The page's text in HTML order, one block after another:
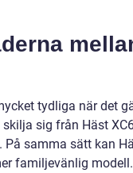
tydliga när det
sig från Häst
samma sätt kan
familjevänlig